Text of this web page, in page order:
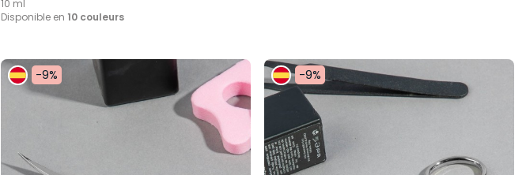
10 ml
Disponible en 10 couleurs
-9% -9%